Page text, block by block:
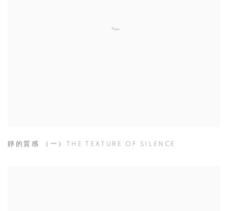
靜的質感 （一）THE TEXTURE OF SILENCE